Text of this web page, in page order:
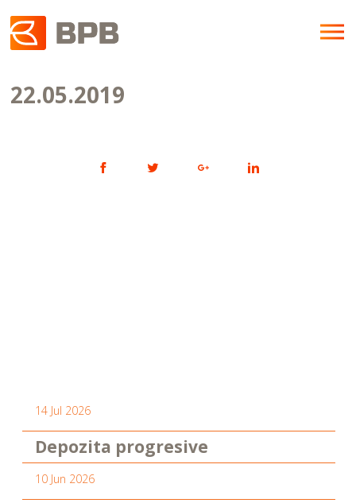
22.05.2019
14 Jul 2026
Depozita progresive
10 Jun 2026